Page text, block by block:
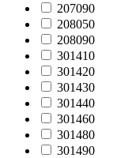
207090
208050
208090
301410
301420
301430
301440
301460
301480
301490